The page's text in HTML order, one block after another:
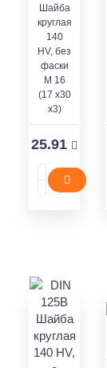
Шайба
круглая
140
HV, без
фаски
M 16
(17 x30
x3)
25.91